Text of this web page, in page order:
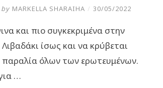
by MARKELLA SHARAIHA / 30/05/2022
και πιο συγκεκριμένα στην
ίσως και να κρύβεται
παραλία όλων των ερωτευμένων.
…